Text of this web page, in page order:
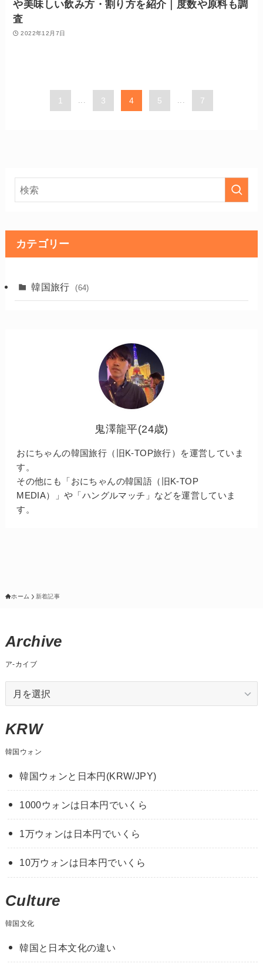
や美味しい飲み方・割り方を紹介｜度数や原料も調
査
2022年12月7日
1 3 4 5 7
カテゴリー
韓国旅行 (64)
鬼澤龍平(24歳)
おにちゃんの韓国旅行（旧K-TOP旅行）を運営していま
す。
その他にも「おにちゃんの韓国語（旧K-TOP
MEDIA）」や「ハングルマッチ」などを運営していま
す。
ホーム 新着記事
Archive
ア-カイブ
ー
カ
ブ
KRW
韓国ウォン
韓国ウォンと日本円(KRW/JPY)
1000ウォンは日本円でいくら
1万ウォンは日本円でいくら
10万ウォンは日本円でいくら
Culture
韓国文化
韓国と日本文化の違い